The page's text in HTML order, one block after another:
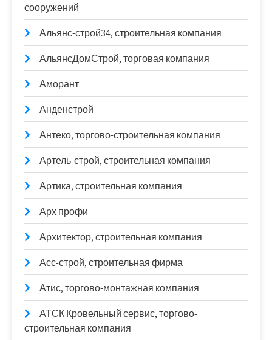
сооружений
Альянс-строй34, строительная компания
АльянсДомСтрой, торговая компания
Аморант
Анденстрой
Антеко, торгово-строительная компания
Артель-строй, строительная компания
Артика, строительная компания
Арх профи
Архитектор, строительная компания
Асс-строй, строительная фирма
Атис, торгово-монтажная компания
АТСК Кровельный сервис, торгово-
строительная компания